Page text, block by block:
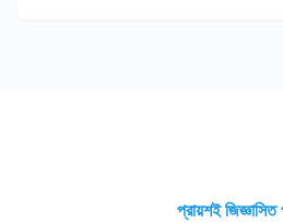
প্রায়শই